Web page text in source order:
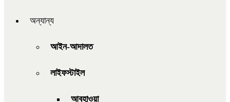
অন্যান্য
আইন-আদালত
লাইফস্টাইল
আবহাওয়া